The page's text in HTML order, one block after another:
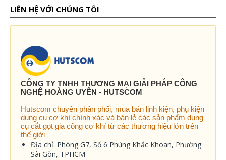
LIÊN HỆ VỚI CHÚNG TÔI
CÔNG TY TNHH THƯƠNG MẠI GIẢI PHÁP CÔNG
NGHỆ HOÀNG UYÊN - HUTSCOM
Hutscom chuyên phân phối, mua bán linh kiện, phụ kiện
dụng cụ cơ khí chính xác và bán lẻ các sản phẩm dụng
cụ cắt gọt gia công cơ khí từ các thương hiệu lớn trên
thế giới
Địa chỉ: Phòng G7, Số 6 Phùng Khắc Khoan, Phường
Sài Gòn, TPHCM